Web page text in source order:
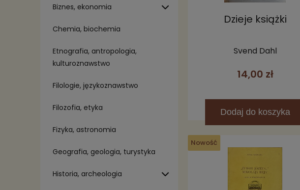
Biznes, ekonomia
Chemia, biochemia
Etnografia, antropologia,
kulturoznawstwo
Filologie, językoznawstwo
Filozofia, etyka
Fizyka, astronomia
Geografia, geologia, turystyka
Historia, archeologia
Dzieje książki
Svend Dahl
14,00 zł
Dodaj do koszyka
Nowość